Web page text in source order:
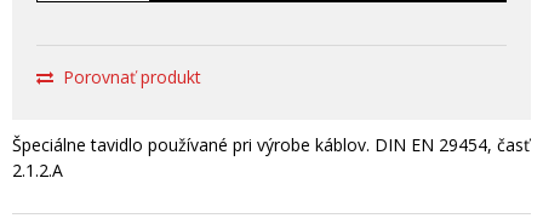
Porovnať produkt
Špeciálne tavidlo používané pri výrobe káblov. DIN EN 29454, časť
2.1.2.A